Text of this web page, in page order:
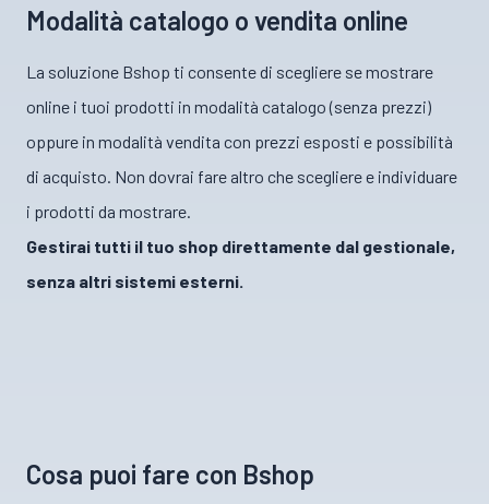
Modalità catalogo o vendita online
La soluzione Bshop ti consente di scegliere se mostrare
online i tuoi prodotti in modalità catalogo (senza prezzi)
oppure in modalità vendita con prezzi esposti e possibilità
di acquisto. Non dovrai fare altro che scegliere e individuare
i prodotti da mostrare.
Gestirai tutti il tuo shop direttamente dal gestionale,
senza altri sistemi esterni.
Cosa puoi fare con Bshop